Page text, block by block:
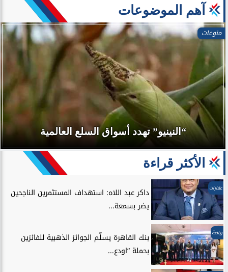
آهم الموضوعات
منوعات
“النينيو” تهدد أسواق السلع العالمية
الأكثر قراءة
عقارات
داكر عبد اللاه: استهداف المستثمرين الناجحين
يضر بسمعة...
رياضة
بنك القاهرة يسلّم الجوائز الذهبية للفائزين
بحملة “اودع...